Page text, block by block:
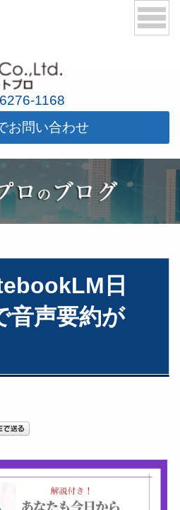
1168
お問い合わせ
日
音声要約が